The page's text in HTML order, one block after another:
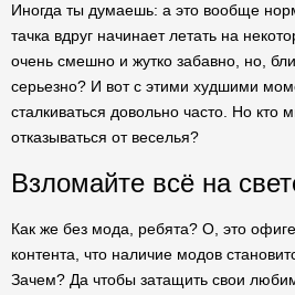
Иногда ты думаешь: а это вообще
тачка вдруг начинает летать на
очень смешно и жутко забавно, но,
серьезно? И вот с этими худшими
сталкиваться довольно часто. Но кто
отказываться от веселья?
Взломайте всё на
Как же без мода, ребята? О, это
контента, что наличие модов
Зачем? Да чтобы затащить свои